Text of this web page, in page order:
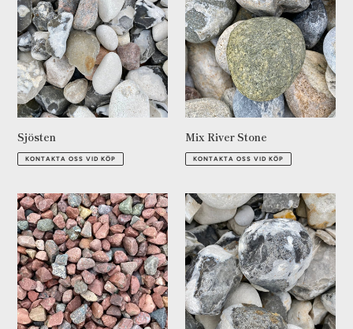
Sjösten
Ordinarie
pris
KONTAKTA OSS VID KÖP
Stone
Mix River Stone
Ordinarie
pris
KONTAKTA OSS VID KÖP
Älvdalsporfyr
Sjösten
svartvit
30-
60